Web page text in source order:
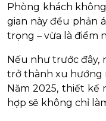
Phòng khách
gian này đều phản
trọng – vừa là điểm
Nếu như trước đây,
trở thành xu hướng
Năm 2025, thiết kế
hợp sẽ không chỉ